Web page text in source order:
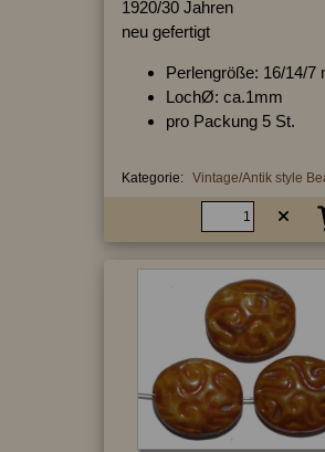
1920/30 Jahren
neu gefertigt
Perlengröße: 16/14/7
LochØ: ca.1mm
pro Packung 5 St.
Kategorie: Vintage/Antik style